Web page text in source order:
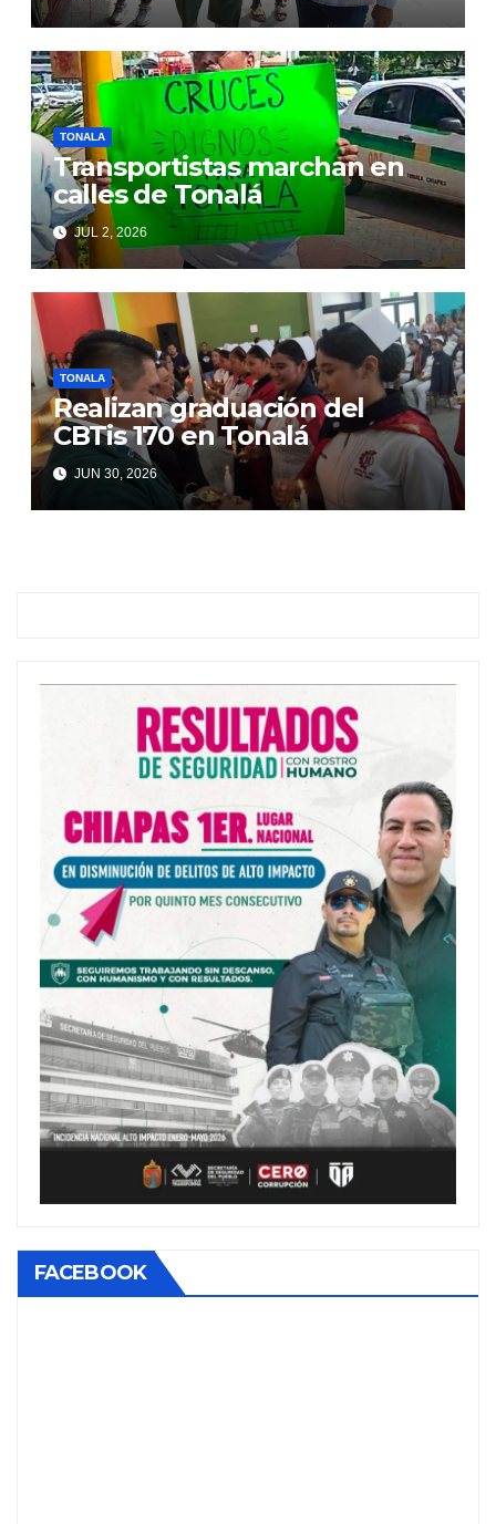
TONALA
Transportistas marchan en
calles de Tonalá
JUL 2, 2026
TONALA
Realizan graduación del
CBTis 170 en Tonalá
JUN 30, 2026
FACEBOOK